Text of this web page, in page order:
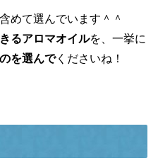
めて選んでいます＾＾
るアロマオイルを、一挙に
を選んでくださいね！